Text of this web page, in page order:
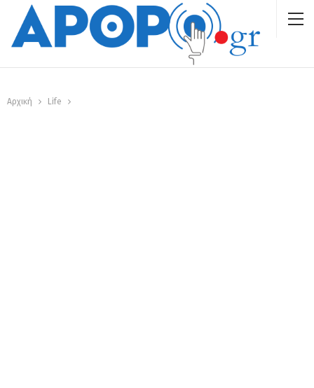
Αρχική Life